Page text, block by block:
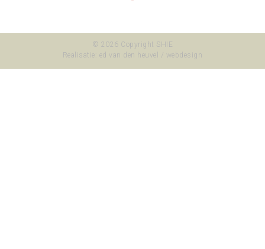
© 2026 Copyright SHIE
Realisatie: ed van den heuvel / webdesign